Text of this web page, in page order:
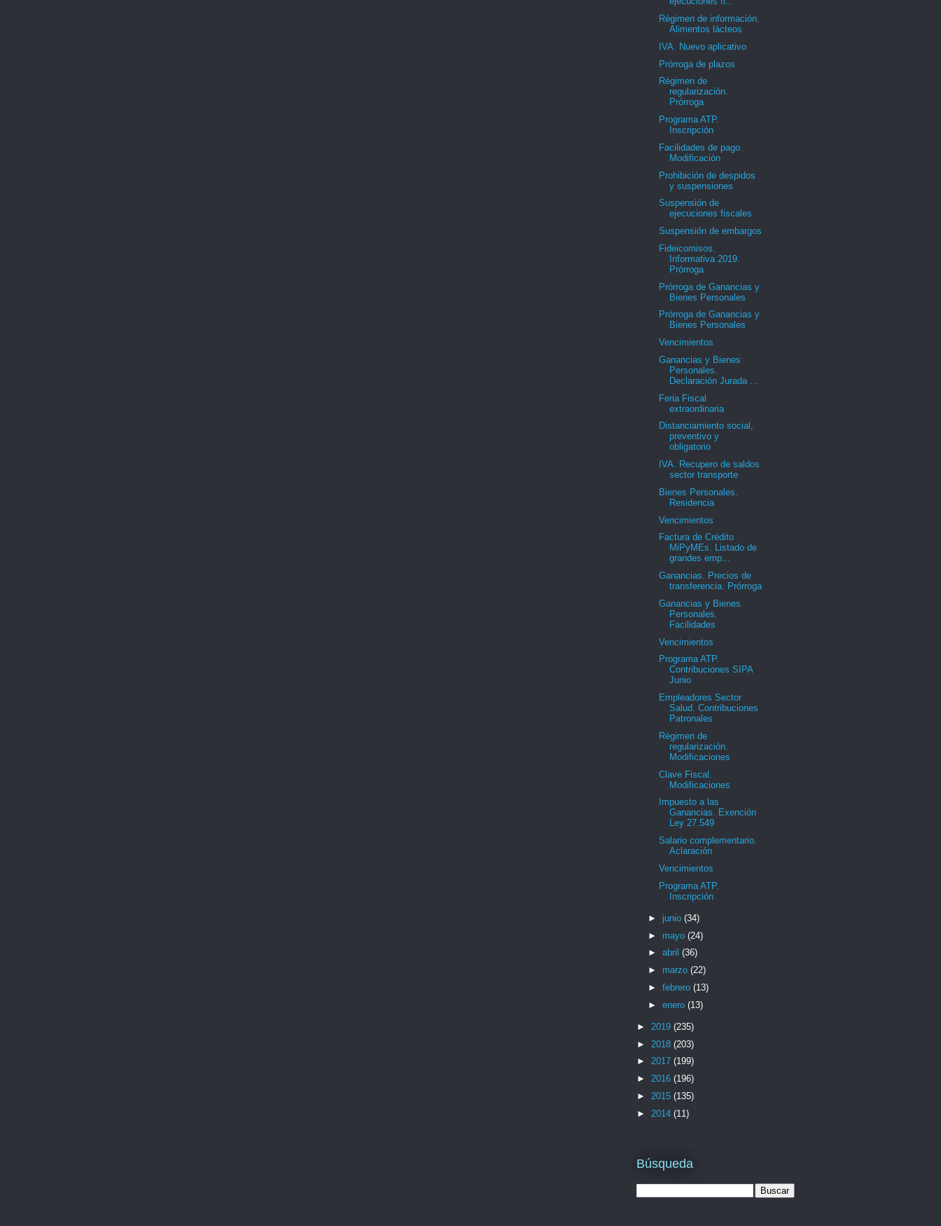
Régimen de información.
Alimentos lácteos
IVA. Nuevo aplicativo
Prórroga de plazos
Régimen de
regularización.
Prórroga
Programa ATP.
Inscripción
Facilidades de pago.
Modificación
Prohibición de despidos
y suspensiones
Suspensión de
ejecuciones fiscales
Suspensión de embargos
Fideicomisos.
Informativa 2019.
Prórroga
Prórroga de Ganancias y
Bienes Personales
Prórroga de Ganancias y
Bienes Personales
Vencimientos
Ganancias y Bienes
Personales.
Declaración Jurada ...
Feria Fiscal
extraordinaria
Distanciamiento social,
preventivo y
obligatorio
IVA. Recupero de saldos
sector transporte
Bienes Personales.
Residencia
Vencimientos
Factura de Crédito
MiPyMEs. Listado de
grandes emp...
Ganancias. Precios de
transferencia. Prórroga
Ganancias y Bienes
Personales.
Facilidades
Vencimientos
Programa ATP.
Contribuciones SIPA
Junio
Empleadores Sector
Salud. Contribuciones
Patronales
Régimen de
regularización.
Modificaciones
Clave Fiscal.
Modificaciones
Impuesto a las
Ganancias. Exención
Ley 27.549
Salario complementario.
Aclaración
Vencimientos
Programa ATP.
Inscripción
► junio (34)
► mayo (24)
► abril (36)
► marzo (22)
► febrero (13)
► enero (13)
► 2019 (235)
► 2018 (203)
► 2017 (199)
► 2016 (196)
► 2015 (135)
► 2014 (11)
Búsqueda